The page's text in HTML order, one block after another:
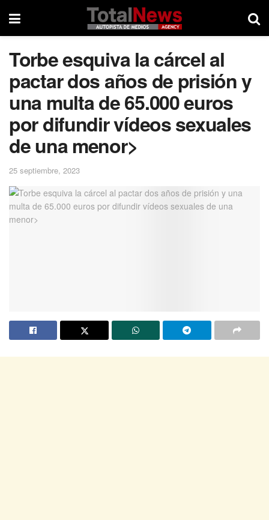
Torbe esquiva la cárcel al
pactar dos años de prisión y
una multa de 65.000 euros
por difundir vídeos sexuales
de una menor>
25 septiembre, 2023